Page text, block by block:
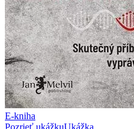
E-kniha
Pozrieť ukážkuUkážka